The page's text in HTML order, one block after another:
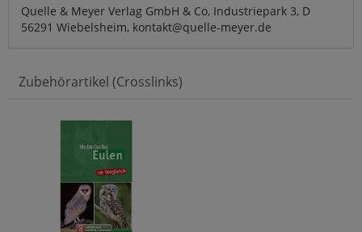
Quelle & Meyer Verlag GmbH & Co, Industriepark 3, D
56291 Wiebelsheim, kontakt@quelle-meyer.de
Zubehörartikel (Crosslinks)